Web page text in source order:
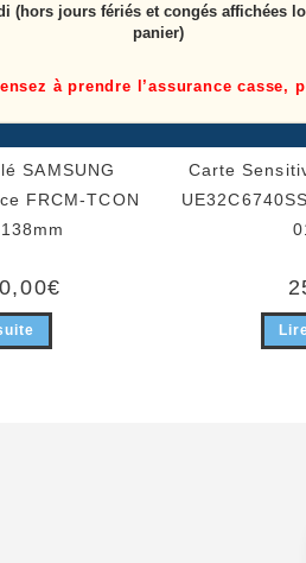
SAMSUNG
FRCM-TCON
:
€
Carte
(hors jours fériés et congés affichées
panier)
à prendre l’assurance casse,